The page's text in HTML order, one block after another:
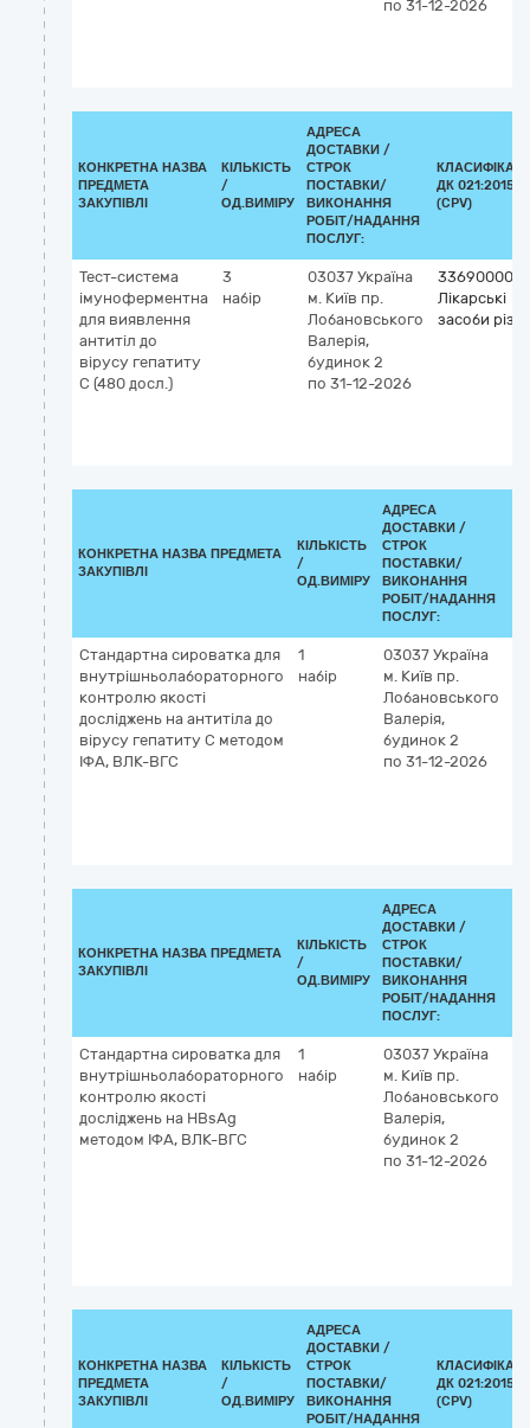
по 31-12-2026
КОНКРЕТНА НАЗВА
ПРЕДМЕТА
ЗАКУПІВЛІ
КІЛЬКІСТЬ
/
ОД.ВИМІРУ
АДРЕСА
ДОСТАВКИ /
СТРОК
ПОСТАВКИ/
ВИКОНАННЯ
РОБІТ/НАДАННЯ
ПОСЛУГ:
ДК 021:2015
(CPV)
Тест-система
імуноферментна
для виявлення
антитіл до
вірусу гепатиту
С (480 досл.)
3
набір
03037 Україна
м. Київ пр.
Лобановського
Валерія,
будинок 2
по 31-12-2026
33690000-3
Лікарські
засоби різні
КОНКРЕТНА НАЗВА ПРЕДМЕТА
ЗАКУПІВЛІ
КІЛЬКІСТЬ
/
ОД.ВИМІРУ
АДРЕСА
ДОСТАВКИ /
СТРОК
ПОСТАВКИ/
ВИКОНАННЯ
РОБІТ/НАДАННЯ
ПОСЛУГ:
Стандартна сироватка для
внутрішньолабораторного
контролю якості
досліджень на антитіла до
вірусу гепатиту С методом
ІФА, ВЛК-ВГС
1
набір
03037 Україна
м. Київ пр.
Лобановського
Валерія,
будинок 2
по 31-12-2026
КОНКРЕТНА НАЗВА ПРЕДМЕТА
ЗАКУПІВЛІ
КІЛЬКІСТЬ
/
ОД.ВИМІРУ
АДРЕСА
ДОСТАВКИ /
СТРОК
ПОСТАВКИ/
ВИКОНАННЯ
РОБІТ/НАДАННЯ
ПОСЛУГ:
Стандартна сироватка для
внутрішньолабораторного
контролю якості
досліджень на HBsAg
методом ІФА, ВЛК-ВГС
1
набір
03037 Україна
м. Київ пр.
Лобановського
Валерія,
будинок 2
по 31-12-2026
КОНКРЕТНА НАЗВА
ПРЕДМЕТА
ЗАКУПІВЛІ
КІЛЬКІСТЬ
/
ОД.ВИМІРУ
АДРЕСА
ДОСТАВКИ /
СТРОК
ПОСТАВКИ/
ВИКОНАННЯ
РОБІТ/НАДАННЯ
ДК 021:2015
(CPV)